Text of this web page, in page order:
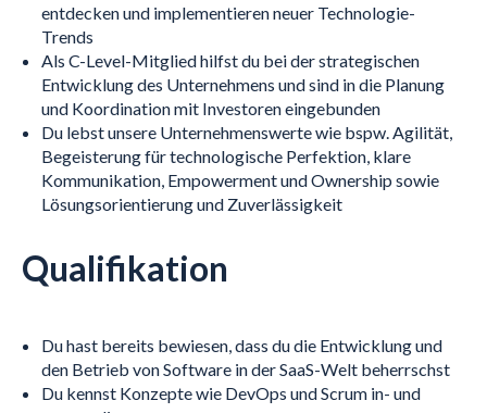
entdecken und implementieren neuer Technologie-
Trends
Als C-Level-Mitglied hilfst du bei der strategischen
Entwicklung des Unternehmens und sind in die Planung
und Koordination mit Investoren eingebunden
Du lebst unsere Unternehmenswerte wie bspw. Agilität,
Begeisterung für technologische Perfektion, klare
Kommunikation, Empowerment und Ownership sowie
Lösungsorientierung und Zuverlässigkeit
Qualifikation
Du hast bereits bewiesen, dass du die Entwicklung und
den Betrieb von Software in der SaaS-Welt beherrschst
Du kennst Konzepte wie DevOps und Scrum in- und